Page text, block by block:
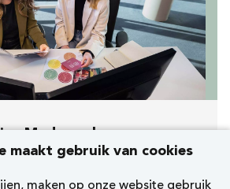
maakt gebruik van cookies
maken op onze website gebruik
Medewerker